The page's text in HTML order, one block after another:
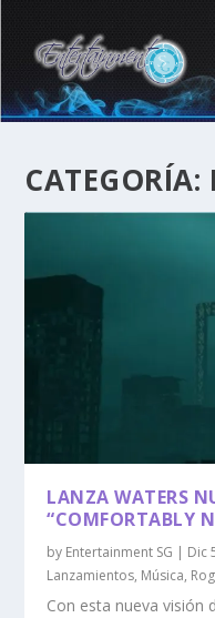
CATEGORÍA:
LANZA WATERS
“COMFORTABLY
by Entertainment SG | Dic
Lanzamientos, Música,
Con esta nueva visión